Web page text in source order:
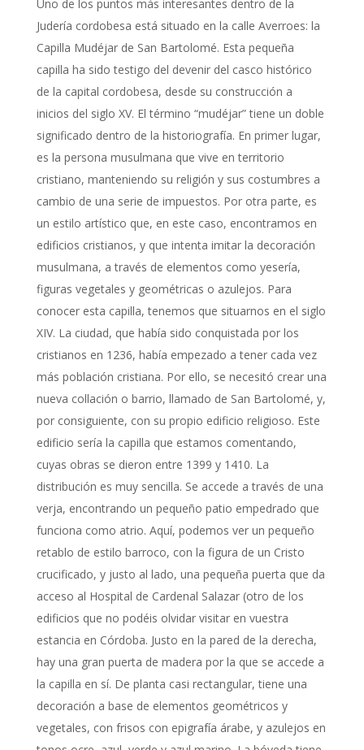
Uno de los puntos más interesantes dentro de la
Judería cordobesa está situado en la calle Averroes: la
Capilla Mudéjar de San Bartolomé. Esta pequeña
capilla ha sido testigo del devenir del casco histórico
de la capital cordobesa, desde su construcción a
inicios del siglo XV. El término “mudéjar” tiene un doble
significado dentro de la historiografía. En primer lugar,
es la persona musulmana que vive en territorio
cristiano, manteniendo su religión y sus costumbres a
cambio de una serie de impuestos. Por otra parte, es
un estilo artístico que, en este caso, encontramos en
edificios cristianos, y que intenta imitar la decoración
musulmana, a través de elementos como yesería,
figuras vegetales y geométricas o azulejos. Para
conocer esta capilla, tenemos que situarnos en el siglo
XIV. La ciudad, que había sido conquistada por los
cristianos en 1236, había empezado a tener cada vez
más población cristiana. Por ello, se necesitó crear una
nueva collación o barrio, llamado de San Bartolomé, y,
por consiguiente, con su propio edificio religioso. Este
edificio sería la capilla que estamos comentando,
cuyas obras se dieron entre 1399 y 1410. La
distribución es muy sencilla. Se accede a través de una
verja, encontrando un pequeño patio empedrado que
funciona como atrio. Aquí, podemos ver un pequeño
retablo de estilo barroco, con la figura de un Cristo
crucificado, y justo al lado, una pequeña puerta que da
acceso al Hospital de Cardenal Salazar (otro de los
edificios que no podéis olvidar visitar en vuestra
estancia en Córdoba. Justo en la pared de la derecha,
hay una gran puerta de madera por la que se accede a
la capilla en sí. De planta casi rectangular, tiene una
decoración a base de elementos geométricos y
vegetales, con frisos con epigrafía árabe, y azulejos en